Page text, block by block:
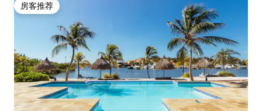
房客推荐
房客推荐